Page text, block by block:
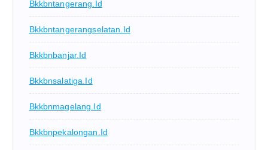
Bkkbntangerang.id
Bkkbntangerangselatan.id
Bkkbnbanjar.id
Bkkbnsalatiga.id
Bkkbnmagelang.id
Bkkbnpekalongan.id